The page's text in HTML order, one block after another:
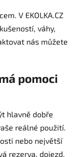
V EKOLKA.CZ
váhy,
nás můžete
pomoci
hlavně dobře
reálné použití.
nebo největší
rezerva, dojezd,